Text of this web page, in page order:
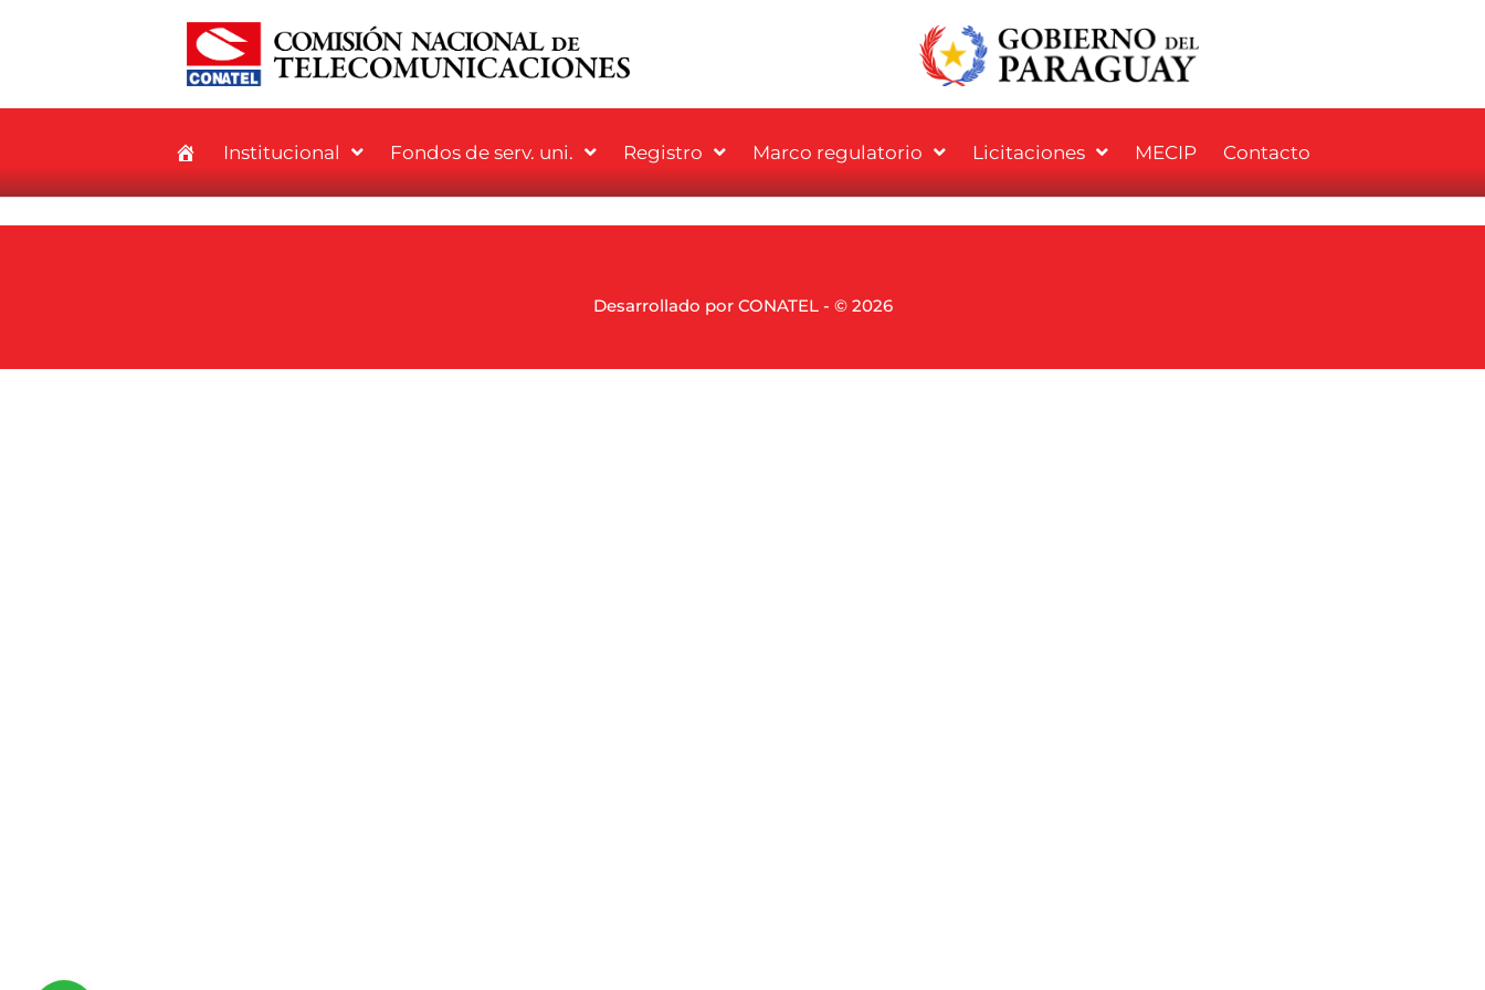
Institucional Fondos de serv. uni. Registro Marco regulatorio Licitaciones MECIP Contacto
Desarrollado por CONATEL - © 2026